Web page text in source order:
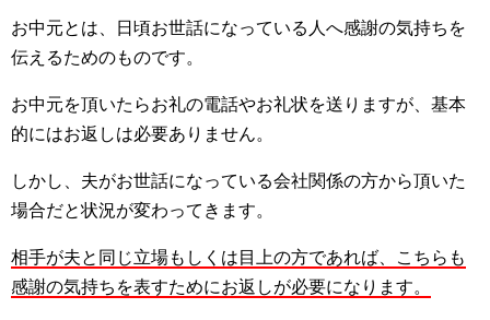
お中元とは、日頃お世話になっている人へ感謝の気持ちを
伝えるためのものです。
お中元を頂いたらお礼の電話やお礼状を送りますが、基本
的にはお返しは必要ありません。
しかし、夫がお世話になっている会社関係の方から頂いた
場合だと状況が変わってきます。
相手が夫と同じ立場もしくは目上の方であれば、こちらも
感謝の気持ちを表すためにお返しが必要になります。